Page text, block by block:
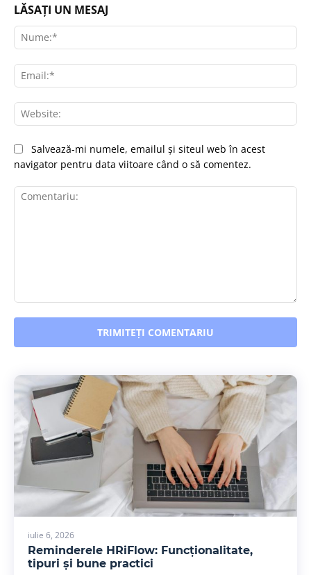
LĂSAȚI UN MESAJ
Salvează-mi numele, emailul și siteul web în acest
navigator pentru data viitoare când o să comentez.
iulie 6, 2026
Reminderele HRiFlow: Funcționalitate,
tipuri și bune practici